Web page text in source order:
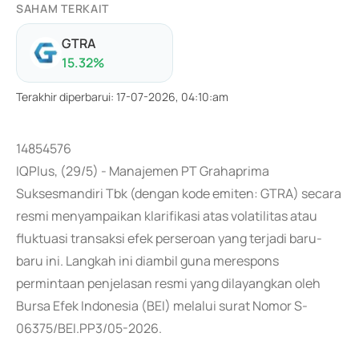
SAHAM TERKAIT
GTRA
15.32%
Terakhir diperbarui: 17-07-2026, 04:10:am
14854576
IQPlus, (29/5) - Manajemen PT Grahaprima
Suksesmandiri Tbk (dengan kode emiten: GTRA) secara
resmi menyampaikan klarifikasi atas volatilitas atau
fluktuasi transaksi efek perseroan yang terjadi baru-
baru ini. Langkah ini diambil guna merespons
permintaan penjelasan resmi yang dilayangkan oleh
Bursa Efek Indonesia (BEI) melalui surat Nomor S-
06375/BEI.PP3/05-2026.